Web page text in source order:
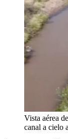
Vista aérea
canal a cielo